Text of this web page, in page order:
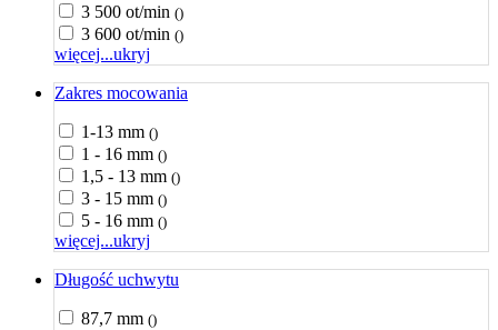
3 500 ot/min ()
3 600 ot/min ()
więcej...ukryj
Zakres mocowania
1-13 mm ()
1 - 16 mm ()
1,5 - 13 mm ()
3 - 15 mm ()
5 - 16 mm ()
więcej...ukryj
Długość uchwytu
87,7 mm ()